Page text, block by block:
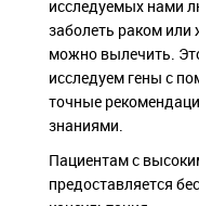
исследуемых нами
заболеть раком или
можно вылечить.
исследуем гены с
точные
знаниями.
Пациентам с
предоставляется